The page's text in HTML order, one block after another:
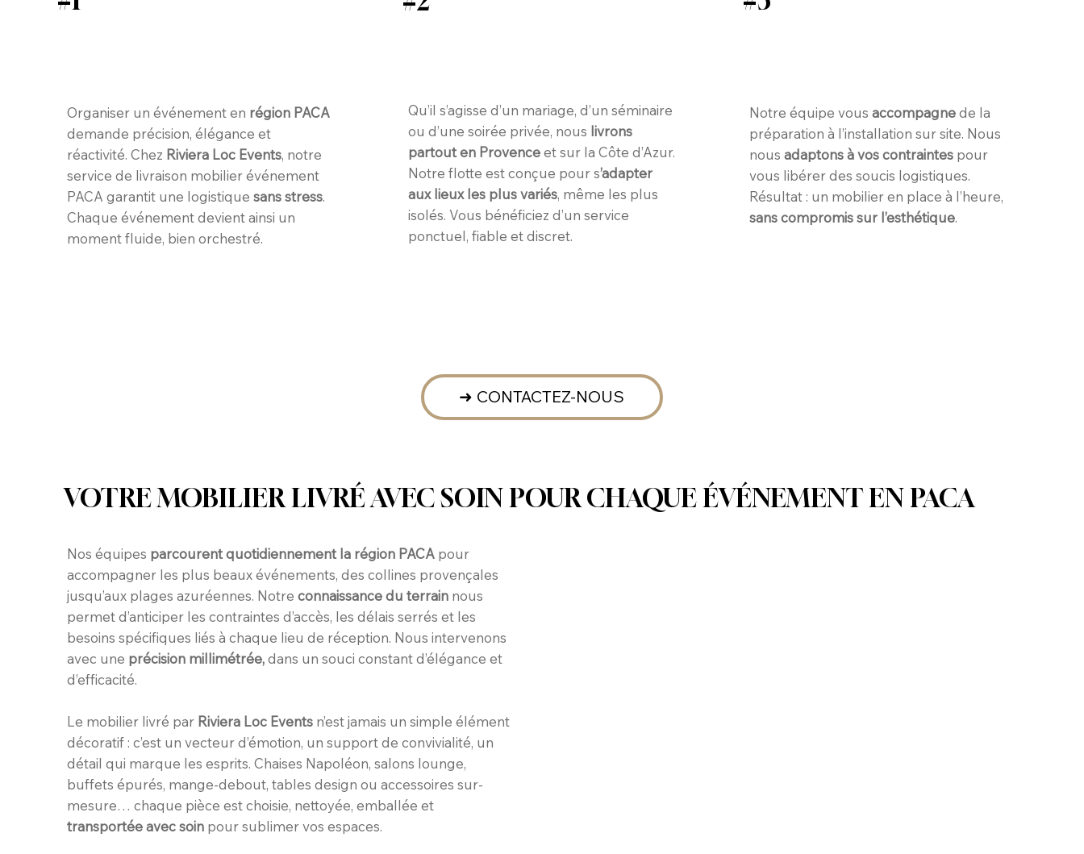
Organiser un événement en région PACA
demande précision, élégance et
réactivité. Chez Riviera Loc Events, notre
service de livraison mobilier événement
PACA garantit une logistique sans stress.
Chaque événement devient ainsi un
moment fluide, bien orchestré.
Qu’il s’agisse d’un mariage, d’un séminaire
ou d’une soirée privée, nous livrons
partout en Provenceet sur la Côte d’Azur.
Notre flotte est conçue pour s’adapter
aux lieux les plus variés, même les plus
isolés. Vous bénéficiez d’un service
ponctuel, fiable et discret.
Notre équipe vousaccompagnede la
préparation à l’installation sur site. Nous
nous adaptons à vos contraintes pour
vous libérer des soucis logistiques.
Résultat : un mobilier en place à l’heure,
sans compromis sur l’esthétique.
➜ CONTACTEZ-NOUS
VOTRE MOBILIER LIVRÉ AVEC SOIN POUR CHAQUE ÉVÉNEMENT EN PACA
Nos équipes parcourent quotidiennement la région PACA pour
accompagner les plus beaux événements, des collines provençales
jusqu’aux plages azuréennes. Notreconnaissance du terrain nous
permet d’anticiper les contraintes d’accès, les délais serrés et les
besoins spécifiques liés à chaque lieu de réception. Nous intervenons
avec une précision millimétrée,dans un souci constant d’élégance et
d’efficacité.
Le mobilier livré par Riviera Loc Events n’est jamais un simple élément
décoratif : c’est un vecteur d’émotion, un support de convivialité, un
détail qui marque les esprits. Chaises Napoléon, salons lounge,
buffets épurés, mange-debout, tables design ou accessoires sur-
mesure… chaque pièce est choisie, nettoyée, emballée et
transportée avec soin pour sublimer vos espaces.